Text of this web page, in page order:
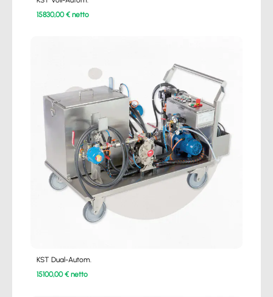
15830,00 € netto
KST Dual-Autom.
15100,00 € netto